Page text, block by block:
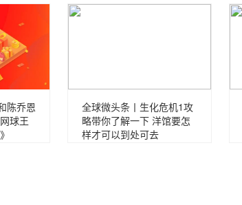
陈乔恩
球王
全球微头条丨生化危机1攻
略带你了解一下 洋馆要怎
样才可以到处可去